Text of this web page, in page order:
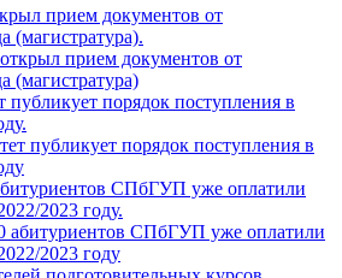
прием документов от
(магистратура)
публикует порядок поступления в
абитуриентов СПбГУП уже оплатили
2023 году